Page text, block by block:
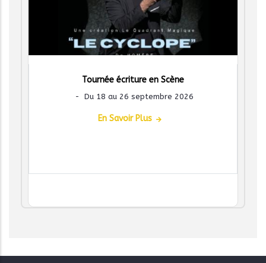
Tournée écriture en Scène
- Du 18 au 26 septembre 2026
En Savoir Plus